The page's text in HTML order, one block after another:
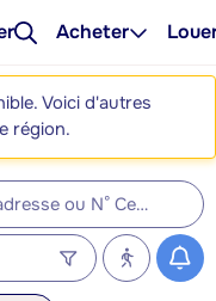
Acheter
Voici d'autres
région.